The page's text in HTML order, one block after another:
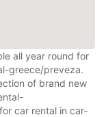
all year round for
greece/preveza.
of brand new
car rental in car-